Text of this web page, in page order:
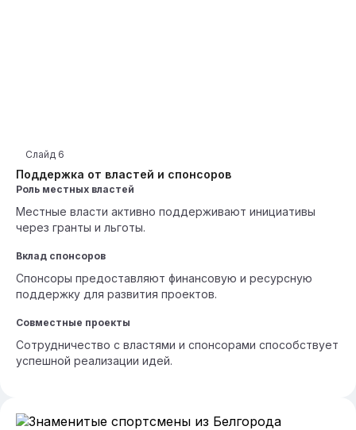
Поддержка от властей и спонсоров
Слайд 6
Роль местных властей
Местные власти активно поддерживают инициативы
через гранты и льготы.
Вклад спонсоров
Спонсоры предоставляют финансовую и ресурсную
поддержку для развития проектов.
Совместные проекты
Сотрудничество с властями и спонсорами способствует
успешной реализации идей.